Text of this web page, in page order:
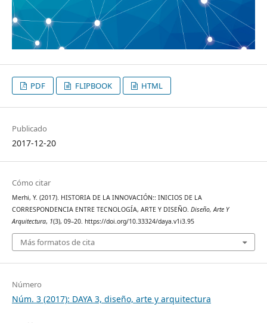
PDF FLIPBOOK HTML
Publicado
2017-12-20
Cómo citar
Merhi, Y. (2017). HISTORIA DE LA INNOVACIÓN:: INICIOS DE LA
CORRESPONDENCIA ENTRE TECNOLOGÍA, ARTE Y DISEÑO. Diseño, Arte Y
Arquitectura, 1(3), 09–20. https://doi.org/10.33324/daya.v1i3.95
Más formatos de cita
Número
Núm. 3 (2017): DAYA 3, diseño, arte y arquitectura